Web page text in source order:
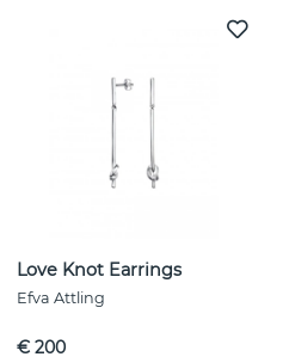
Love Knot Earrings
Efva Attling
€ 200